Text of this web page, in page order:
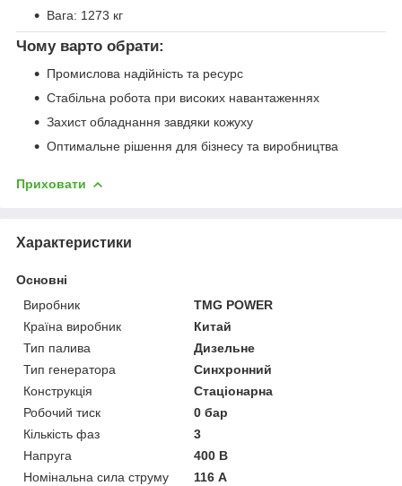
Вага: 1273 кг
Чому варто обрати:
Промислова надійність та ресурс
Стабільна робота при високих навантаженнях
Захист обладнання завдяки кожуху
Оптимальне рішення для бізнесу та виробництва
Приховати
Характеристики
Основні
Виробник
TMG POWER
Країна виробник
Китай
Тип палива
Дизельне
Тип генератора
Синхронний
Конструкція
Стаціонарна
Робочий тиск
0 бар
Кількість фаз
3
Напруга
400 В
Номінальна сила струму
116 А